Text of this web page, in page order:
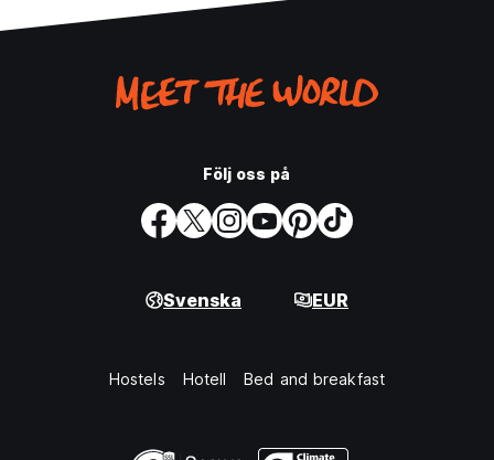
Följ oss på
Svenska EUR
Hostels Hotell Bed and breakfast